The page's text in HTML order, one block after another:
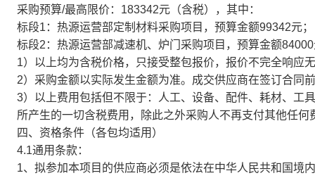
采购预算/最高限价：183342元（含税），其中：
标段1：热源运营部定制材料采购项目，预算金额99342元；
标段2：热源运营部减速机、炉门采购项目，预算金额
1）以上均为含税价格，只接受整包报价，报价不完全响应
2）采购金额以实际发生金额为准。成交供应商在签订合同
3）以上费用包括但不限于：人工、设备、配件、耗材、工
所产生的一切含税费用，除此之外采购人不再支付其他任何
四、资格条件（各包均适用）
4.1通用条款：
1、拟参加本项目的供应商必须是依法在中华人民共和国境